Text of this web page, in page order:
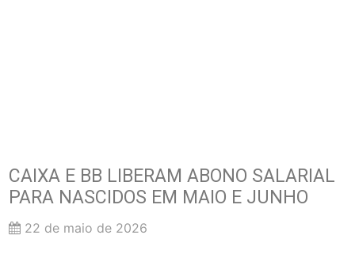
CAIXA E BB LIBERAM ABONO SALARIAL
PARA NASCIDOS EM MAIO E JUNHO
22 de maio de 2026